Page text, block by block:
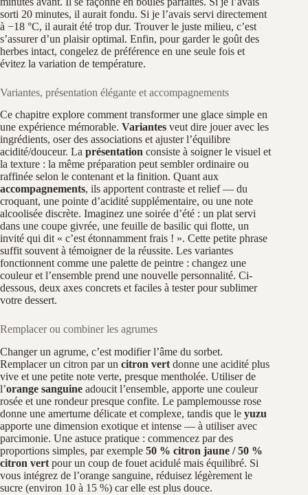
sorti 20 minutes, il aurait fondu. Si je l’avais servi directement
à −18 °C, il aurait été trop dur. Trouver le juste milieu, c’est
s’assurer d’un plaisir optimal. Enfin, pour garder le goût des
herbes intact, congelez de préférence en une seule fois et
évitez la variation de température.
Variantes, présentation élégante et accompagnements
Ce chapitre explore comment transformer une glace simple en
une expérience mémorable. Variantes veut dire jouer avec les
ingrédients, oser des associations et ajuster l’équilibre
acidité/douceur. La présentation consiste à soigner le visuel et
la texture : la même préparation peut sembler ordinaire ou
raffinée selon le contenant et la finition. Quant aux
accompagnements, ils apportent contraste et relief — du
croquant, une pointe d’acidité supplémentaire, ou une note
alcoolisée discrète. Imaginez une soirée d’été : un plat servi
dans une coupe givrée, une feuille de basilic qui flotte, un
invité qui dit « c’est étonnamment frais ! ». Cette petite phrase
suffit souvent à témoigner de la réussite. Les variantes
fonctionnent comme une palette de peintre : changez une
couleur et l’ensemble prend une nouvelle personnalité. Ci-
dessous, deux axes concrets et faciles à tester pour sublimer
votre dessert.
Remplacer ou combiner les agrumes
Changer un agrume, c’est modifier l’âme du sorbet.
Remplacer un citron par un citron vert donne une acidité plus
vive et une petite note verte, presque mentholée. Utiliser de
l’orange sanguine adoucit l’ensemble, apporte une couleur
rosée et une rondeur presque confite. Le pamplemousse rose
donne une amertume délicate et complexe, tandis que le yuzu
apporte une dimension exotique et intense — à utiliser avec
parcimonie. Une astuce pratique : commencez par des
proportions simples, par exemple 50 % citron jaune / 50 %
citron vert pour un coup de fouet acidulé mais équilibré. Si
vous intégrez de l’orange sanguine, réduisez légèrement le
sucre (environ 10 à 15 %) car elle est plus douce.